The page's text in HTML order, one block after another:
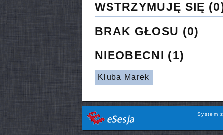
WSTRZYMUJĘ SIĘ
BRAK GŁOSU (0)
NIEOBECNI (1)
Kluba Marek
System